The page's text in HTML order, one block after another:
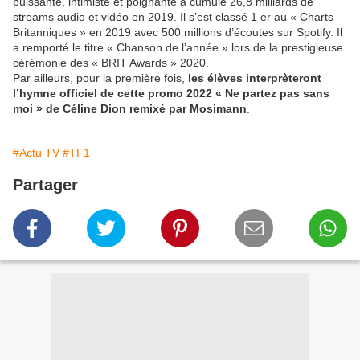
streams audio et vidéo en 2019. Il s’est classé 1 er au « Charts
Britanniques » en 2019 avec 500 millions d’écoutes sur Spotify. Il
a remporté le titre « Chanson de l’année » lors de la prestigieuse
cérémonie des « BRIT Awards » 2020.
Par ailleurs, pour la première fois, les élèves interprèteront
l’hymne officiel de cette promo 2022 « Ne partez pas sans
moi » de Céline Dion remixé par Mosimann
#Actu TV #TF1
Partager